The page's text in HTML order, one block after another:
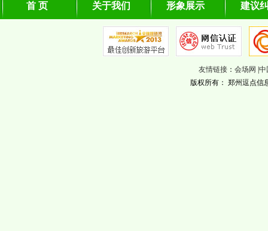
首 页 关于我们 形象展示 建议
友情链接 ：会场网 |中
版权所有： 郑州逗点信